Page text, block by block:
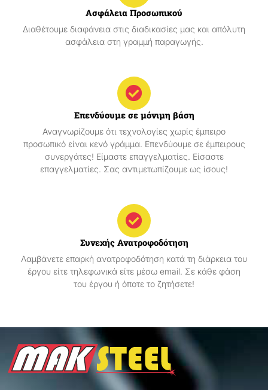
Ασφάλεια Προσωπικού
Διαθέτουμε διαφάνεια στις διαδικασίες μας και απόλυτη
ασφάλεια στη γραμμή παραγωγής.
Επενδύουμε σε μόνιμη βάση
Αναγνωρίζουμε ότι τεχνολογίες χωρίς έμπειρο
προσωπικό είναι κενό γράμμα. Επενδύουμε σε έμπειρους
συνεργάτες! Είμαστε επαγγελματίες. Είσαστε
επαγγελματίες. Σας αντιμετωπίζουμε ως ίσους!
Συνεχής Ανατροφοδότηση
Λαμβάνετε επαρκή ανατροφοδότηση κατά τη διάρκεια του
έργου είτε τηλεφωνικά είτε μέσω email. Σε κάθε φάση
του έργου ή όποτε το ζητήσετε!